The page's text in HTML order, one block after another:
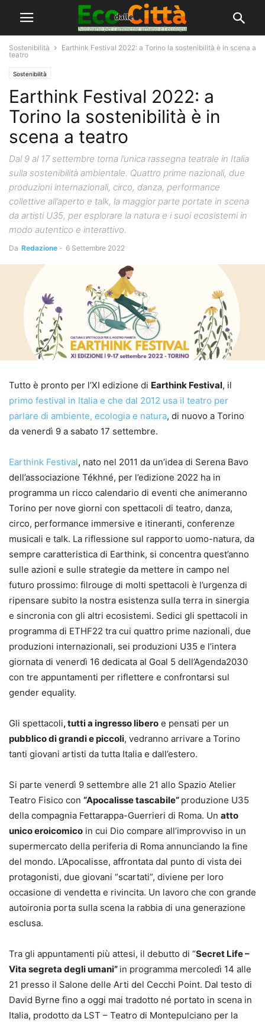
Sostenibilità
Earthink Festival 2022: a Torino la sostenibilità è in scena a
teatro
Sostenibilità
Earthink Festival 2022: a
Torino la sostenibilità è in
scena a teatro
Dal 9 al 17 settembre torna l’unica rassegna teatrale in Italia
sulla sostenibilità ambientale. Quattro prime nazionali, due
produzioni internazionali, circo, danza, performance
collettive all’aperto e talk, la maggior parte portate in scena
da artisti U35, per esplorare la natura e i suoi ecosistemi in
modo autentico e interattivo.
Da Redazione - 6 Settembre 2022
Tutto è pronto per l’XI edizione di Earthink Festival, il
primo festival in Italia e che dal 2012 usa il teatro per
parlare di ambiente, ecologia e natura, di nuovo a Torino
da venerdì 9 a sabato 17 settembre.
Earthink Festival, nato nel 2011 da un’idea di Serena Bavo
dell’associazione Tékhné, per l’edizione 2022 ha in
programma un ricco calendario di eventi che animeranno
Torino per nove giorni con spettacoli di teatro, danza,
circo, performance immersive e itineranti, conferenze
musicali e talk. La riflessione sul rapporto uomo-natura, da
sempre caratteristica di Earthink, si concentra quest’anno
sulle azioni e sulle strategie da mettere in campo nel
futuro prossimo: filrouge di molti spettacoli è l’urgenza di
ripensare subito la nostra esistenza sulla terra in sinergia
e sincronia con gli altri ecosistemi. Sedici gli spettacoli in
programma di ETHF22 tra cui quattro prime nazionali, due
produzioni internazionali, sei produzioni U35 e l’intera
giornata di venerdì 16 dedicata al Goal 5 dell’Agenda2030
con tre appuntamenti per riflettere e confrontarsi sul
gender equality.
Gli spettacoli, tutti a ingresso libero e pensati per un
pubblico di grandi e piccoli, vedranno arrivare a Torino
tanti giovani artisti da tutta Italia e dall’estero.
Si parte venerdì 9 settembre alle 21 allo Spazio Atelier
Teatro Fisico con “Apocalisse tascabile” produzione U35
della compagnia Fettarappa-Guerrieri di Roma. Un atto
unico eroicomico in cui Dio compare all’improvviso in un
supermercato della periferia di Roma annunciando la fine
del mondo. L’Apocalisse, affrontata dal punto di vista dei
protagonisti, due giovani “scartati”, diviene per loro
occasione di vendetta e rivincita. Un lavoro che con grande
autoironia porta sulla scena la rabbia di una generazione
esclusa.
Tra gli appuntamenti più attesi, il debutto di “Secret Life –
Vita segreta degli umani” in programma mercoledì 14 alle
21 presso il Salone delle Arti del Cecchi Point. Dal testo di
David Byrne fino a oggi mai tradotto né portato in scena in
Italia, prodotto da LST – Teatro di Montepulciano per la